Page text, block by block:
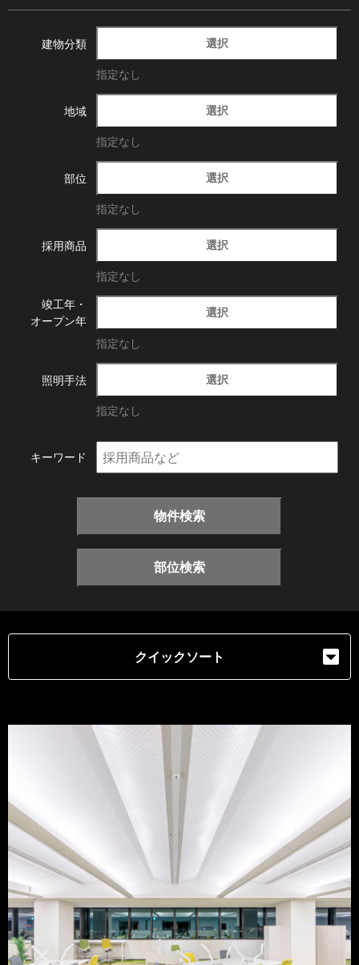
建物分類 選択
指定なし
地域 選択
指定なし
部位 選択
指定なし
採用商品 選択
指定なし
竣工年・
オープン年
選択
指定なし
照明手法 選択
指定なし
キーワード
物件検索
部位検索
クイックソート